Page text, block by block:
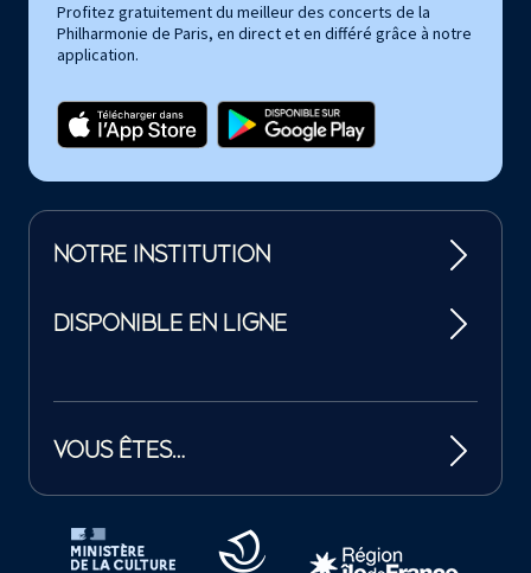
Profitez gratuitement du meilleur des concerts de la
Philharmonie de Paris, en direct et en différé grâce à notre
application.
NOTRE INSTITUTION
DISPONIBLE EN LIGNE
VOUS ÊTES…
Tutelles et mécènes de la Philharmonie de Paris